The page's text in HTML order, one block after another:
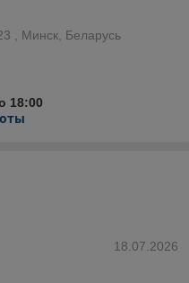
, Минск, Беларусь
18:00
18.07.2026